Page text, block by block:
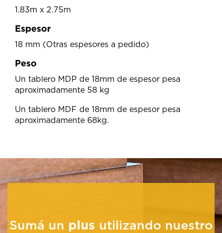
1.83m x 2.75m
Espesor
18 mm (Otras espesores a pedido)
Peso
Un tablero MDP de 18mm de espesor pesa
aproximadamente 58 kg
Un tablero MDF de 18mm de espesor pesa
aproximadamente 68kg.
Sumá un plus utilizando nuestro